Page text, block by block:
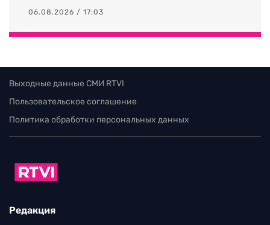
06.08.2026 / 17:03
Выходные данные СМИ RTVI
Пользовательское соглашение
Политика обработки персональных данных
Редакция